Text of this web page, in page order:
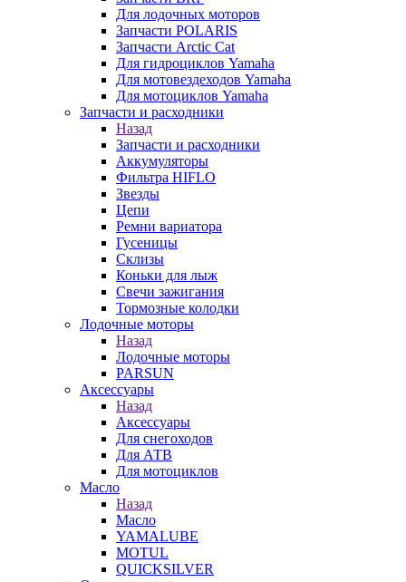
Для лодочных моторов
Запчасти POLARIS
Запчасти Arctic Cat
Для гидроциклов Yamaha
Для мотовездеходов Yamaha
Для мотоциклов Yamaha
Запчасти и расходники
Назад
Запчасти и расходники
Аккумуляторы
Фильтра HIFLO
Звезды
Цепи
Ремни вариатора
Гусеницы
Склизы
Коньки для лыж
Свечи зажигания
Тормозные колодки
Лодочные моторы
Назад
Лодочные моторы
PARSUN
Аксессуары
Назад
Аксессуары
Для снегоходов
Для АТВ
Для мотоциклов
Масло
Назад
Масло
YAMALUBE
MOTUL
QUICKSILVER